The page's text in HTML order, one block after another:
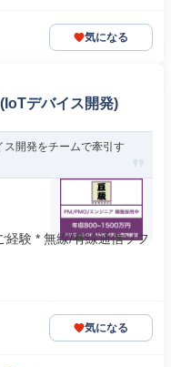
気になる
デバイス開発)
ス開発をチームで牽引す
経験 * 無線/有線通信ソフ
気になる